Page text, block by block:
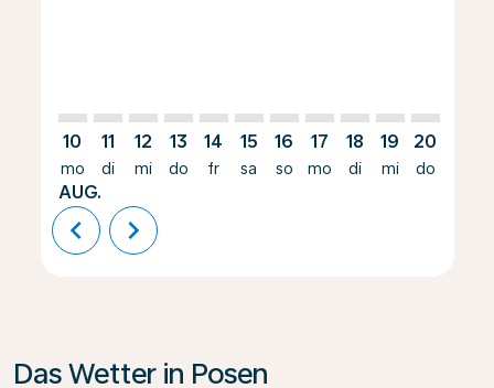
10
mo
AUG.
11
di
12
mi
13
do
14
fr
15
sa
16
so
17
mo
18
di
19
mi
20
do
chevron_left chevron_right
Das Wetter in Posen